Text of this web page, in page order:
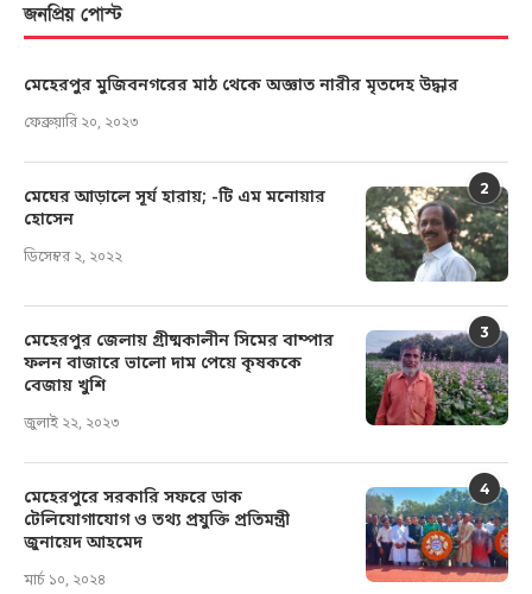
জনপ্রিয় পোস্ট
মেহেরপুর মুজিবনগরের মাঠ থেকে অজ্ঞাত নারীর মৃতদেহ উদ্ধার
ফেব্রুয়ারি ২০, ২০২৩
2
মেঘের আড়ালে সূর্য হারায়; -টি এম মনোয়ার
হোসেন
ডিসেম্বর ২, ২০২২
3
মেহেরপুর জেলায় গ্রীষ্মকালীন সিমের বাম্পার
ফলন বাজারে ভালো দাম পেয়ে কৃষককে
বেজায় খুশি
জুলাই ২২, ২০২৩
4
মেহেরপুরে সরকারি সফরে ডাক
টেলিযোগাযোগ ও তথ্য প্রযুক্তি প্রতিমন্ত্রী
জুনায়েদ আহমেদ
মার্চ ১০, ২০২৪